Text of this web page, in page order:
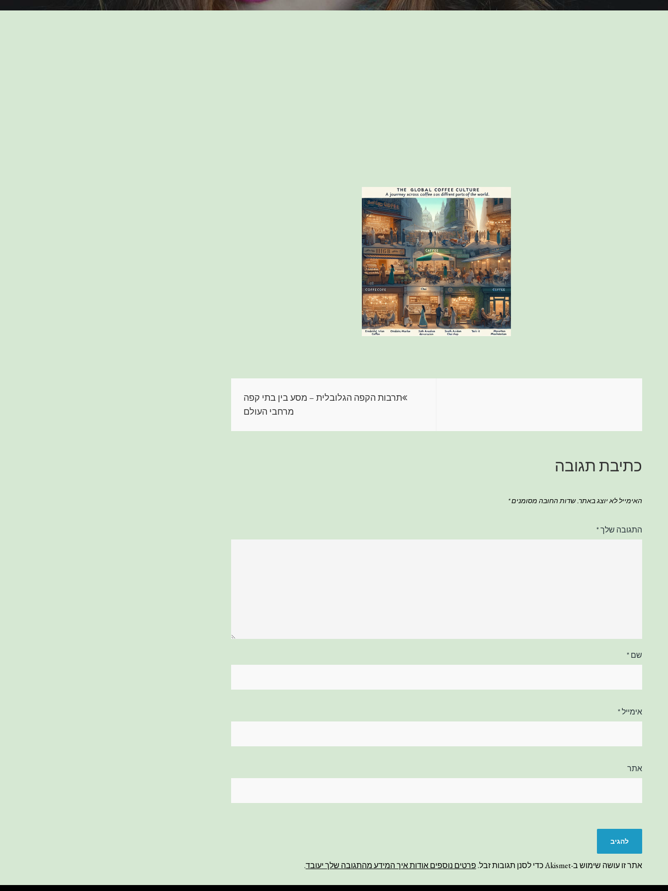
תרבות הקפה הגלובלית – מסע בין בתי קפה
מרחבי העולם
כתיבת תגובה
האימייל לא יוצג באתר. שדות החובה מסומנים*
התגובה שלך*
שם*
אימייל*
אתר
אתר זו עושה שימוש ב-Akismet כדי לסנן תגובות זבל. פרטים נוספים אודות איך המידע מהתגובה שלך יעובד.